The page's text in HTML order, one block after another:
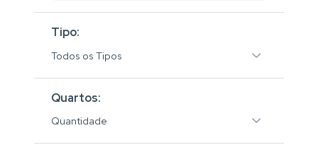
Tipo:
Todos os Tipos
Quartos:
Quantidade